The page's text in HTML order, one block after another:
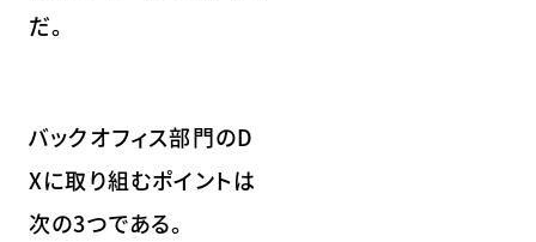
だ。
バックオフィス部門のD
Xに取り組むポイントは
次の3つである。